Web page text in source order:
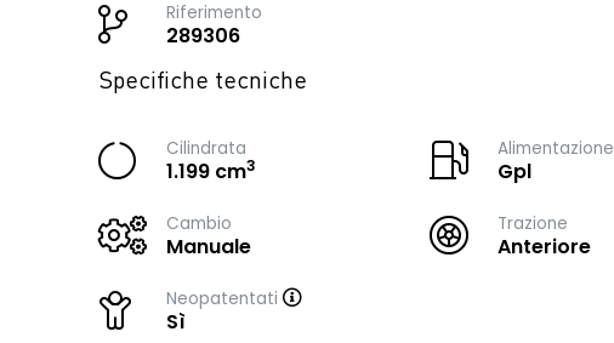
Riferimento
289306
Specifiche tecniche
Cilindrata
1.199 cm3
Alimentazione
Gpl
Cambio
Manuale
Trazione
Anteriore
Neopatentati
Sì